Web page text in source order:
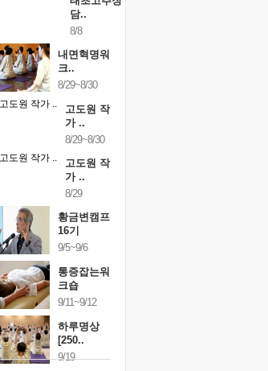
담..
8/8
내면혁명워
크..
8/29~8/30
고도원 작
가 ..
8/29~8/30
고도원 작
가 ..
8/29
황금변캠프
16기
9/5~9/6
통증잡는워
크숍
9/11~9/12
하루명상
[250..
9/19